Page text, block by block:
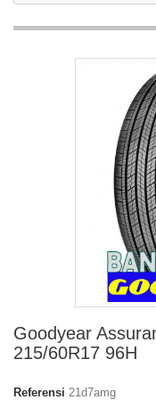
Goodyear
215/60R17 96H
Referensi 21d7amg